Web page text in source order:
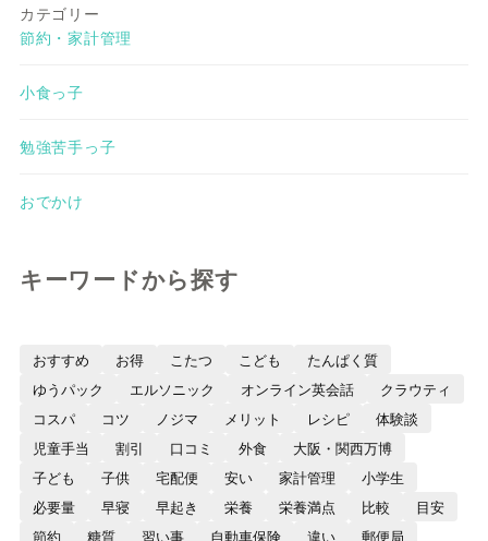
カテゴリー
節約・家計管理
小食っ子
勉強苦手っ子
おでかけ
キーワードから探す
おすすめ お得 こたつ こども
たんぱく質
ゆうパック
エルソニック オンライン英会話
クラウティ
コスパ
コツ ノジマ メリット レシピ
体験談
児童手当
割引 口コミ 外食
大阪・関西万博
子ども
子供 宅配便 安い 家計管理
小学生
必要量
早寝 早起き 栄養 栄養満点 比較
目安
節約
糖質 習い事 自動車保険 違い 郵便局